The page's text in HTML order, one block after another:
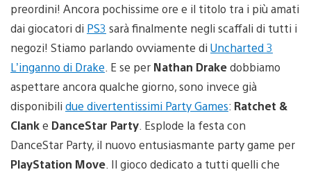
preordini! Ancora pochissime ore e il titolo tra i più amati
dai giocatori di PS3 sarà finalmente negli scaffali di tutti i
negozi! Stiamo parlando ovviamente di Uncharted 3
L’inganno di Drake . E se per Nathan Drakedobbiamo
aspettare ancora qualche giorno, sono invece già
disponibili due divertentissimi Party Games: Ratchet &
Clanke DanceStar Party . Esplode la festa con
DanceStar Party, il nuovo entusiasmante party game per
PlayStation Move . Il gioco dedicato a tutti quelli che